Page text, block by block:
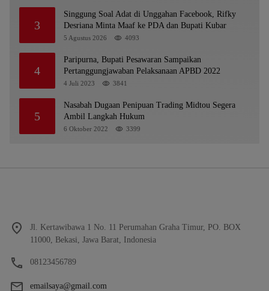
3
Singgung Soal Adat di Unggahan Facebook, Rifky
Desriana Minta Maaf ke PDA dan Bupati Kubar
5 Agustus 2026 4093
4
Paripurna, Bupati Pesawaran Sampaikan
Pertanggungjawaban Pelaksanaan APBD 2022
4 Juli 2023 3841
5
Nasabah Dugaan Penipuan Trading Midtou Segera
Ambil Langkah Hukum
6 Oktober 2022 3399
Jl. Kertawibawa 1 No. 11 Perumahan Graha Timur, PO. BOX
11000, Bekasi, Jawa Barat, Indonesia
08123456789
emailsaya@gmail.com